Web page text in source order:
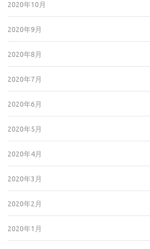
2020年10月
2020年9月
2020年8月
2020年7月
2020年6月
2020年5月
2020年4月
2020年3月
2020年2月
2020年1月